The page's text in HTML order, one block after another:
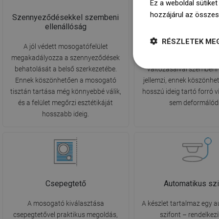
Szennyeződésekkel szembeni
ellenállóság
A jól védett mosogatófelület
megakadályozza a szennyeződések
behatolását a belső szerkezetébe.
Ennek köszönhetően a mosogató
tisztán tartása még könnyebbé válik,
és a felület megőrzi esztétikáját
hosszabb ideig.
Magas
A mosogatót
változásaival szembeni
jellemzi, ennek
hosszú ideig tartó forró
sem
Csepegtető
A mosogató kiválasztása
csepegtetővel praktikus megoldás,
Automatikus
A készlet tartalmaz egy
szifont –
Ez a weboldal
hozzájárul az
RÉSZLETEK